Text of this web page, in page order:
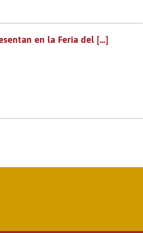
en la Feria del [...]